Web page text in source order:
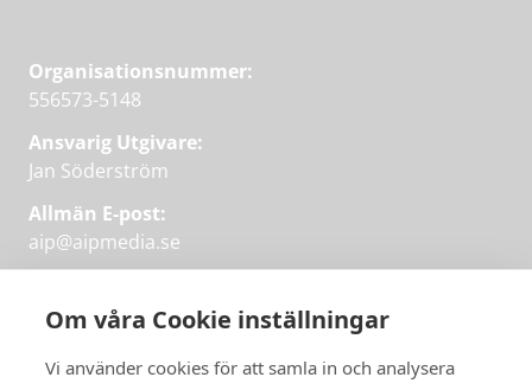
Om våra Cookie inställningar
Vi använder cookies för att samla in och analysera
Organisationsnummer:
556573-5148
Ansvarig Utgivare:
Jan Söderström
Allmän E-post:
aip@aipmedia.se
aip@flowyinfo.seeller 08-1210 60 40.
Instagram
LinkedIn
Twitter
Facebook